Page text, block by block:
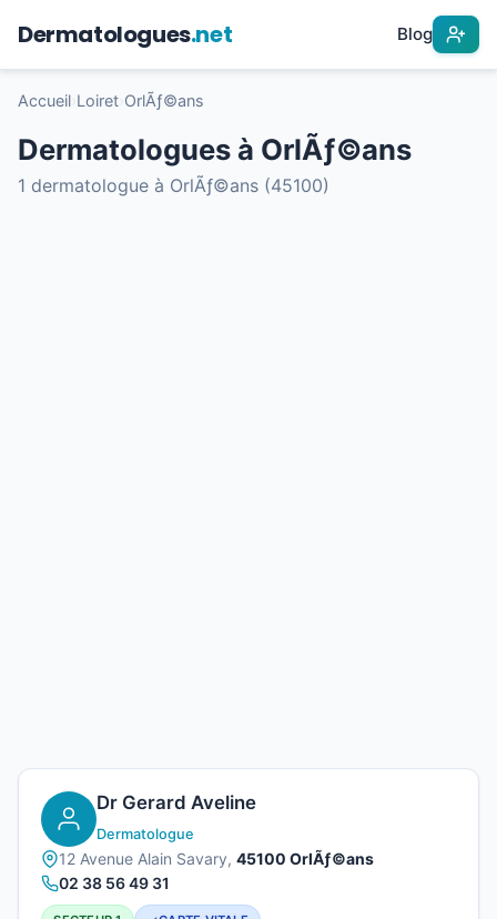
Dermatologues.net Blog
Accueil Loiret OrlÃƒ©ans
Dermatologues à OrlÃƒ©ans
1 dermatologue à OrlÃƒ©ans (45100)
Dr Gerard Aveline
Dermatologue
12 Avenue Alain Savary, 45100 OrlÃƒ©ans
02 38 56 49 31